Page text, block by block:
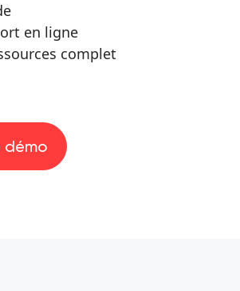
en ligne
complet
démo